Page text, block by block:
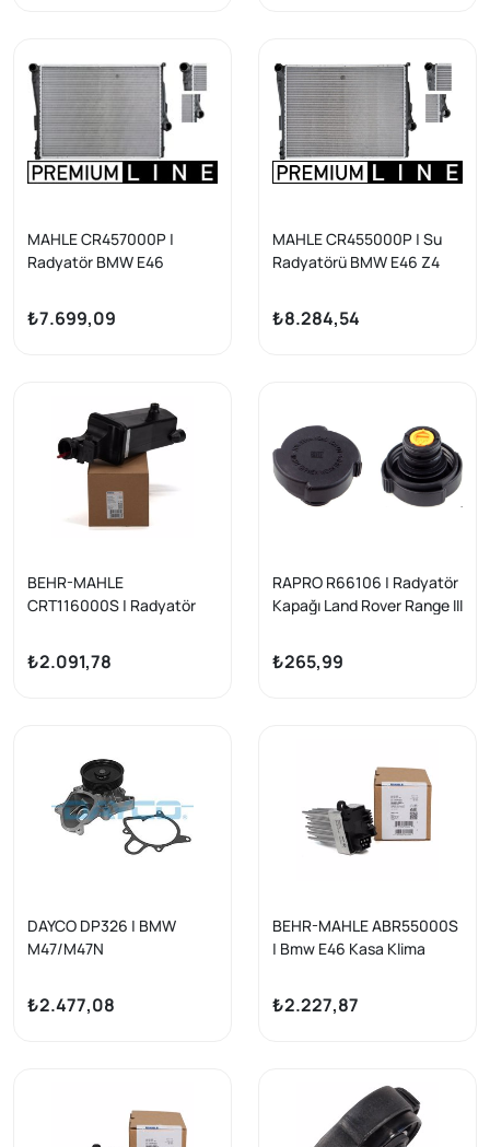
MAHLE CR457000P |
Radyatör BMW E46
M54 N40 N45 S54
₺7.699,09
MAHLE CR455000P | Su
Radyatörü BMW E46 Z4
M52 M54 M57 M43 B16
₺8.284,54
BEHR-MAHLE
CRT116000S | Radyatör
E46 E83 E53 320d 98-05
₺2.091,78
RAPRO R66106 | Radyatör
Kapağı Land Rover Range III
200 Bar
₺265,99
DAYCO DP326 | BMW
M47/M47N
Devirdaim Su Pompası
₺2.477,08
BEHR-MAHLE ABR55000S
| Bmw E46 Kasa Klima
Range Rover Vogue
₺2.227,87